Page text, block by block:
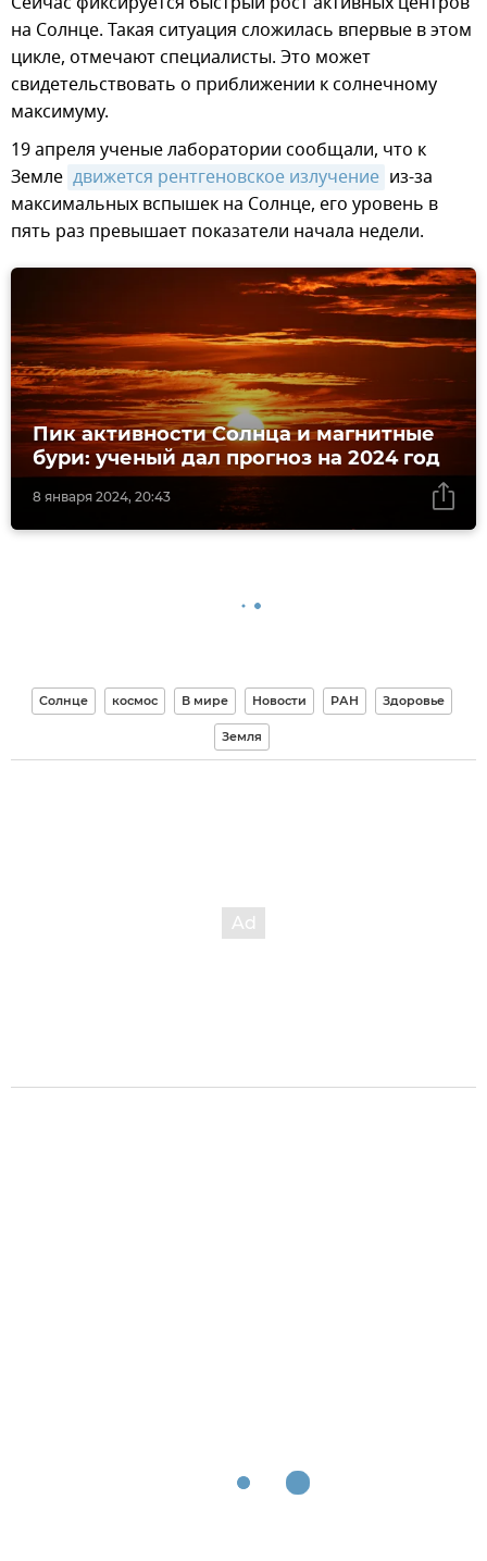
на Солнце. Такая ситуация сложилась впервые в этом
цикле, отмечают специалисты. Это может
свидетельствовать о приближении к солнечному
максимуму.
19 апреля ученые лаборатории сообщали, что к
Земле движется рентгеновское излучение из-за
максимальных вспышек на Солнце, его уровень в
пять раз превышает показатели начала недели.
8 января 2024, 20:43
Пик активности Солнца и магнитные
бури: ученый дал прогноз на 2024 год
Солнце космос В мире Новости РАН Здоровье
Земля